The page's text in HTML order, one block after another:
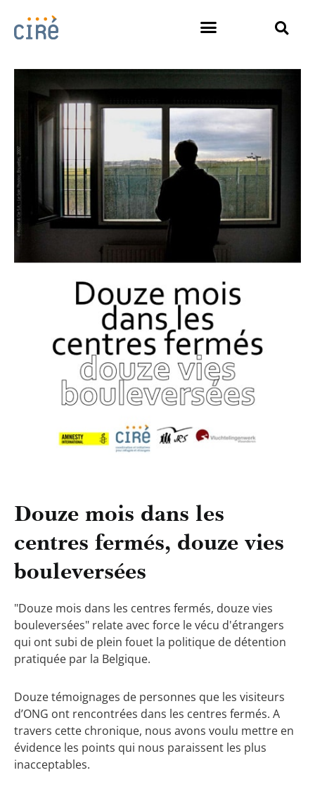
Douze mois dans les
centres fermés, douze vies
bouleversées
"Douze mois dans les centres fermés, douze vies
bouleversées" relate avec force le vécu d'étrangers
qui ont subi de plein fouet la politique de détention
pratiquée par la Belgique.
Douze témoignages de personnes que les visiteurs
d’ONG ont rencontrées dans les centres fermés. A
travers cette chronique, nous avons voulu mettre en
évidence les points qui nous paraissent les plus
inacceptables.